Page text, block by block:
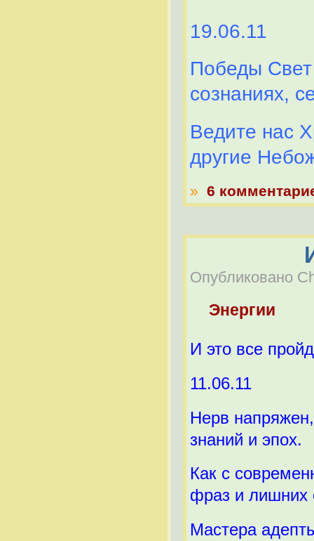
19.06.11
Победы Свет
сознаниях,
Ведите нас
другие
» 6
Опубликовано
Энергии
И это все
11.06.11
Нерв
знаний и эпох.
Как с
фраз и лишних
Мастера